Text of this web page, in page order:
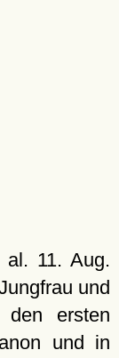
11. Aug.
und
ersten
und in